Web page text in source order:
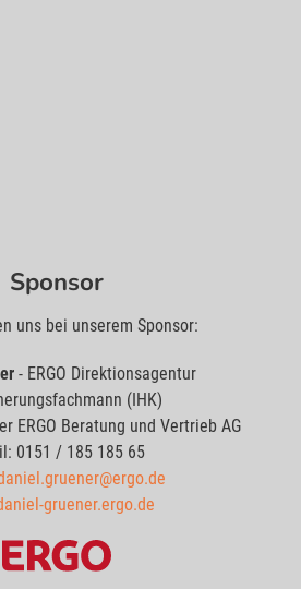
Sponsor
uns bei unserem Sponsor:
- ERGO Direktionsagentur
(IHK)
ERGO Beratung und Vertrieb AG
0151 / 185 185 65
gruener.ergo.de